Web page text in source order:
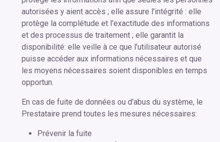
autorisées y aient accès ; elle assure l'intégrité : elle
protège la complétude et l'exactitude des informations
et des processus de traitement ; elle garantit la
disponibilité: elle veille à ce que l'utilisateur autorisé
puisse accéder aux informations nécessaires et que
les moyens nécessaires soient disponibles en temps
opportun.
En cas de fuite de données ou d'abus du système, le
Prestataire prend toutes les mesures nécessaires:
Prévenir la fuite